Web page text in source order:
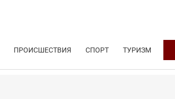
ПРОИСШЕСТВИЯ СПОРТ ТУРИЗМ